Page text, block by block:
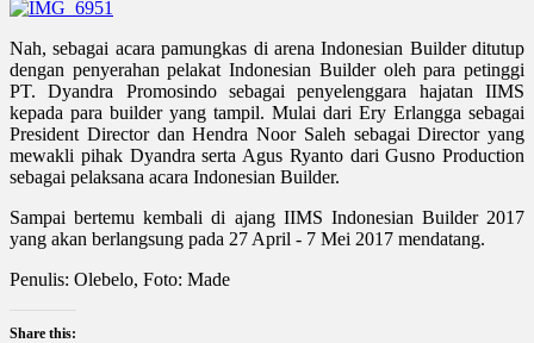
Nah, sebagai acara pamungkas di arena Indonesian Builder ditutup
dengan penyerahan pelakat Indonesian Builder oleh para petinggi
PT. Dyandra Promosindo sebagai penyelenggara hajatan IIMS
kepada para builder yang tampil. Mulai dari Ery Erlangga sebagai
President Director dan Hendra Noor Saleh sebagai Director yang
mewakli pihak Dyandra serta Agus Ryanto dari Gusno Production
sebagai pelaksana acara Indonesian Builder.
Sampai bertemu kembali di ajang IIMS Indonesian Builder 2017
yang akan berlangsung pada 27 April - 7 Mei 2017 mendatang.
Penulis: Olebelo, Foto: Made
Share this: